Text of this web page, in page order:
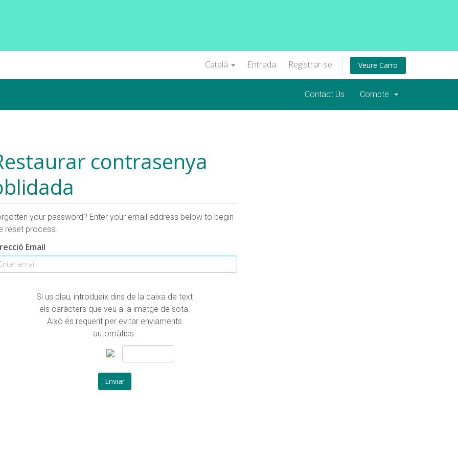
Català Entrada Registrar-se Veure Carro
Contact Us Compte
contrasenya
your password? Enter your email address below to begin
reset process.
Email
Si us plau, introdueix dins de la caixa de text
els caràcters que veu a la imatge de sota.
Això és requerit per evitar enviaments
automàtics.
Enviar